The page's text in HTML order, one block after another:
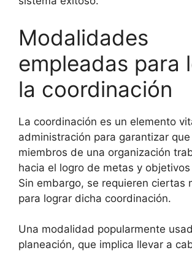
Modalidades
empleadas para
la coordinación
La coordinación es un elemento
administración para garantizar
miembros de una organización
hacia el logro de metas y
Sin embargo, se requieren ciertas
para lograr dicha coordinación.
Una modalidad popularmente
planeación, que implica llevar a